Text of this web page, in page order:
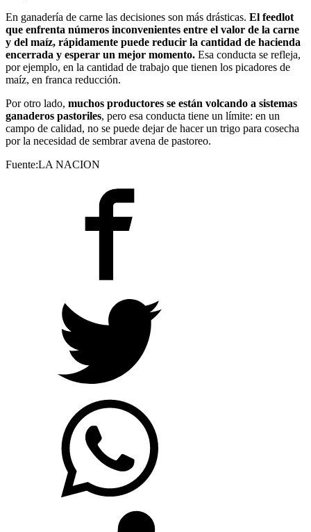
En ganadería de carne las decisiones son más drásticas. El feedlot
que enfrenta números inconvenientes entre el valor de la carne
y del maíz, rápidamente puede reducir la cantidad de hacienda
encerrada y esperar un mejor momento. Esa conducta se refleja,
por ejemplo, en la cantidad de trabajo que tienen los picadores de
maíz, en franca reducción.
Por otro lado, muchos productores se están volcando a sistemas
ganaderos pastoriles, pero esa conducta tiene un límite: en un
campo de calidad, no se puede dejar de hacer un trigo para cosecha
por la necesidad de sembrar avena de pastoreo.
Fuente:LA NACION